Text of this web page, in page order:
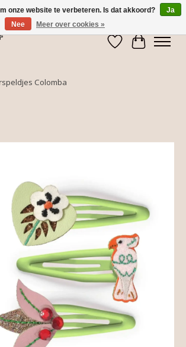
Verlanglijst
Colomba
onze website te verbeteren. Is dat akkoord?
Ja
Nee
Meer over cookies »